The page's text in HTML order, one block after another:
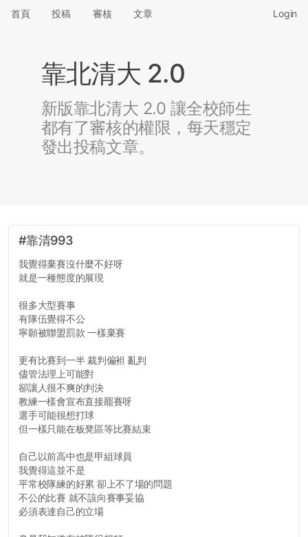
首頁 投稿 審核 文章 Login
靠北清大 2.0
新版靠北清大 2.0 讓全校師生
都有了審核的權限，每天穩定
發出投稿文章。
#靠清993
我覺得棄賽沒什麼不好呀
就是一種態度的展現
很多大型賽事
有隊伍覺得不公
寧願被聯盟罰款 一樣棄賽
更有比賽到一半 裁判偏袒 亂判
儘管法理上可能對
卻讓人很不爽的判決
教練一樣會宣布直接罷賽呀
選手可能很想打球
但一樣只能在板凳區等比賽結束
自己以前高中也是甲組球員
我覺得這並不是
平常校隊練的好累 卻上不了場的問題
不公的比賽 就不該向賽事妥協
必須表達自己的立場